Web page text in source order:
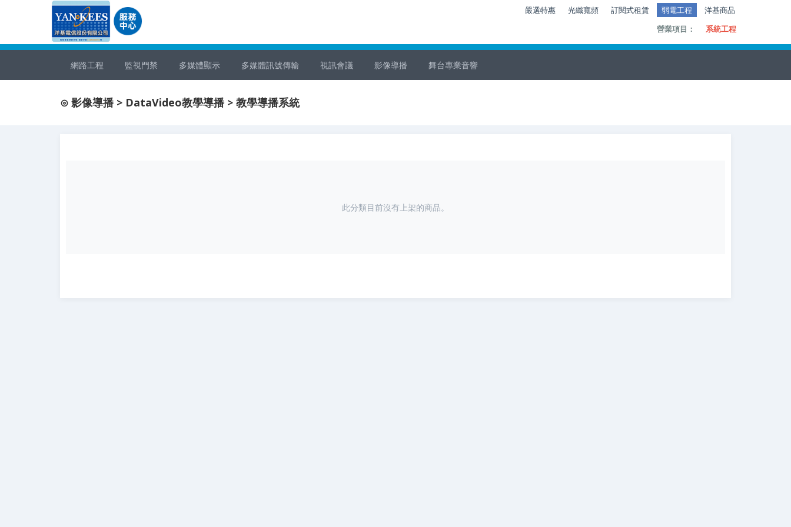
嚴選特惠 光纖寬頻 訂閱式租賃 弱電工程 洋基商品
營業項目： 系統工程
網路工程 監視門禁 多媒體顯示 多媒體訊號傳輸 視訊會議 影像導播 舞台專業音響
⊙ 影像導播 > DataVideo教學導播 > 教學導播系統
此分類目前沒有上架的商品。